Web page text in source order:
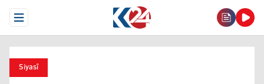
Open Menu
Siyasî